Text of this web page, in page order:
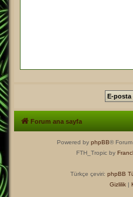
Forum ana sayfa
Powered by phpBB®
FTH_Tropic by
Türkçe çeviri: phpBB
Gizlilik |